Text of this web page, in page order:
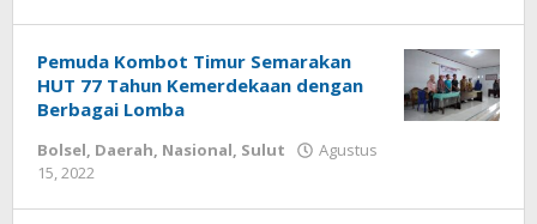
Pemuda Kombot Timur Semarakan
HUT 77 Tahun Kemerdekaan dengan
Berbagai Lomba
Bolsel, Daerah, Nasional, Sulut
Agustus
15, 2022